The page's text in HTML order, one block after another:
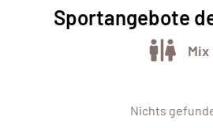
Sportangebote
Mix
Nichts